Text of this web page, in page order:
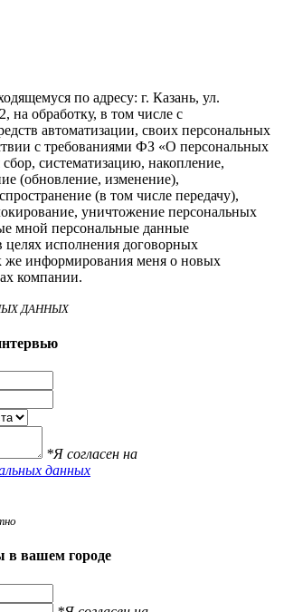
по адресу: г. Казань, ул.
на обработку, в том числе с
автоматизации, своих персональных
с требованиями ФЗ «О персональных
систематизацию, накопление,
(обновление, изменение),
(в том числе передачу),
уничтожение персональных
мной персональные данные
целях исполнения договорных
же информирования меня о новых
компании.
ДАННЫХ
*Я согласен на
данных
в вашем городе